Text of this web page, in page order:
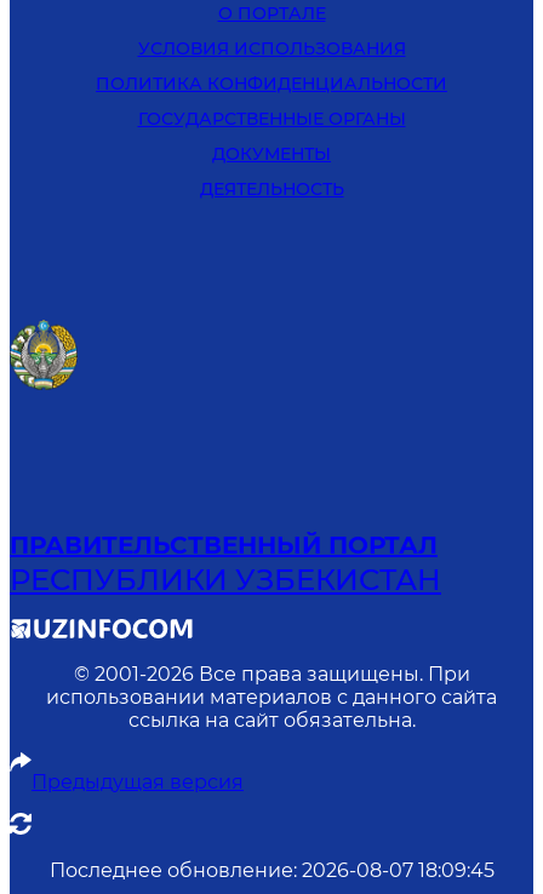
О ПОРТАЛЕ
УСЛОВИЯ ИСПОЛЬЗОВАНИЯ
ПОЛИТИКА КОНФИДЕНЦИАЛЬНОСТИ
ГОСУДАРСТВЕННЫЕ ОРГАНЫ
ДОКУМЕНТЫ
ДЕЯТЕЛЬНОСТЬ
ПРАВИТЕЛЬСТВЕННЫЙ ПОРТАЛ
РЕСПУБЛИКИ УЗБЕКИСТАН
© 2001-2026 Все права защищены. При
использовании материалов с данного сайта
ссылка на сайт обязательна.
Предыдущая версия
Последнее обновление: 2026-08-07 18:09:45